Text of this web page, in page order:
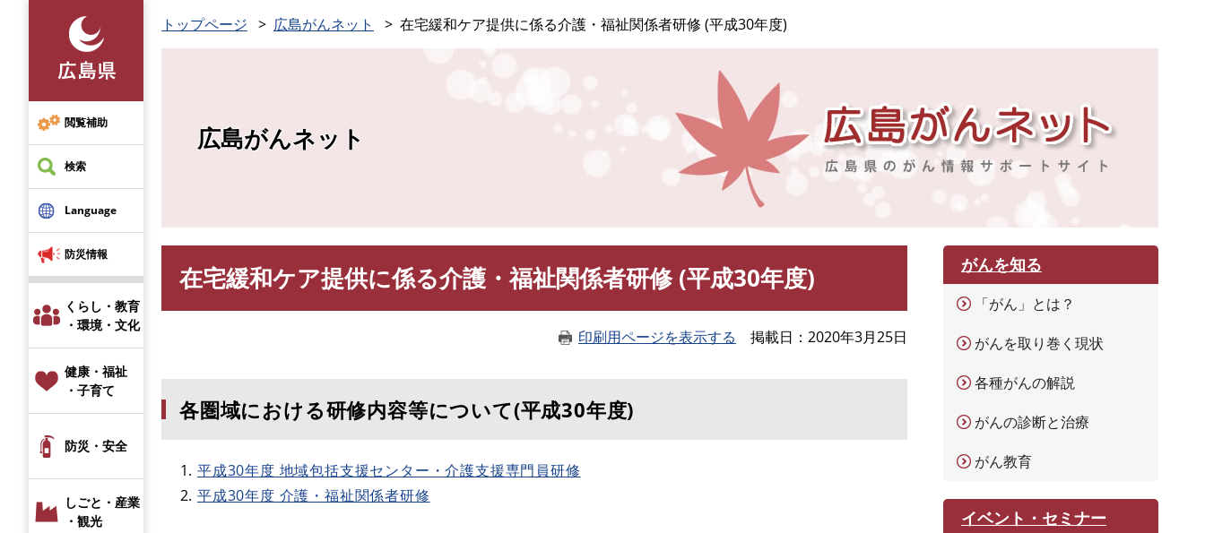
先
頭
で
す
閲覧補助
検索
Language
防災情報
くらし・教育
・環境・文化
健康・福祉
・子育て
防災・安全
しごと・産業
・観光
トップページ 広島がんネット 在宅緩和ケア提供に係る介護・福祉関係者研修 (平成30年度)
広島がんネット
在宅緩和ケア提供に係る介護・福祉関係者研修 (平成30年度)
印刷用ページを表示する 掲載日 2020年3月25日
各圏域における研修内容等について(平成30年度)
平成30年度 地域包括支援センター・介護支援専門員研修
平成30年度 介護・福祉関係者研修
がんを知る
「がん」とは？
がんを取り巻く現状
各種がんの解説
がんの診断と治療
がん教育
イベント・セミナー